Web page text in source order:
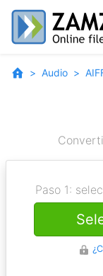
Audio
Paso 1: